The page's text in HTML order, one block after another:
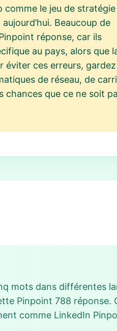
comme le jeu de stratégie
Beaucoup de
réponse, car ils
au pays, alors que
éviter ces erreurs,
de réseau, de
chances que ce ne soit
mots dans différentes
Pinpoint 788 réponse.
comme LinkedIn